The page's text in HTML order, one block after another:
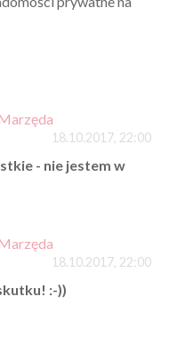
18.10.2017, 22:00
- nie jestem w
18.10.2017, 22:00
:-))